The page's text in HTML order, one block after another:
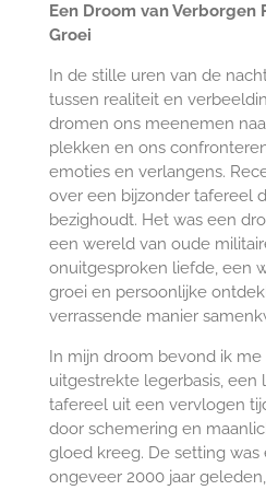
Een Droom van Verborgen
Groei
In de stille uren van de
tussen realiteit en
dromen ons meenemen
plekken en ons
emoties en verlangens.
over een bijzonder tafereel
bezighoudt. Het was een
een wereld van oude
onuitgesproken liefde, een
groei en persoonlijke
verrassende manier
In mijn droom bevond ik
uitgestrekte legerbasis, een
tafereel uit een vervlogen
door schemering en
gloed kreeg. De setting
ongeveer 2000 jaar